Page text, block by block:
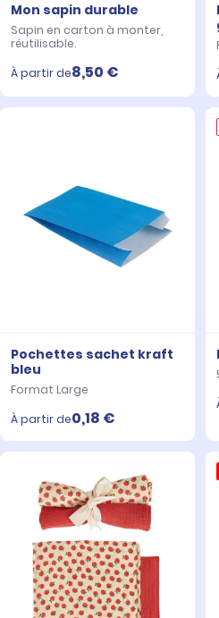
Mon sapin durable
Sapin en carton à monter,
réutilisable.
À partir de8,50 €
Pochettes sachet kraft
bleu
Format Large
À partir de0,18 €